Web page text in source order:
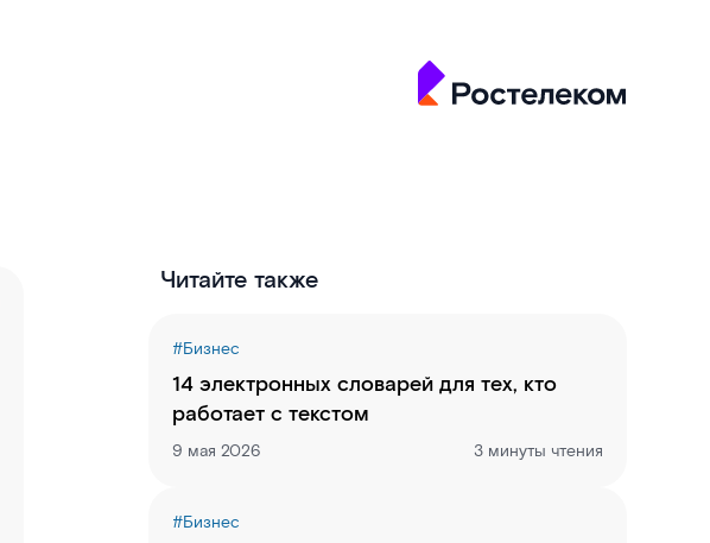
Читайте также
#Бизнес
14 электронных словарей для тех, кто
работает с текстом
9 мая 2026 3 минуты чтения
#Бизнес